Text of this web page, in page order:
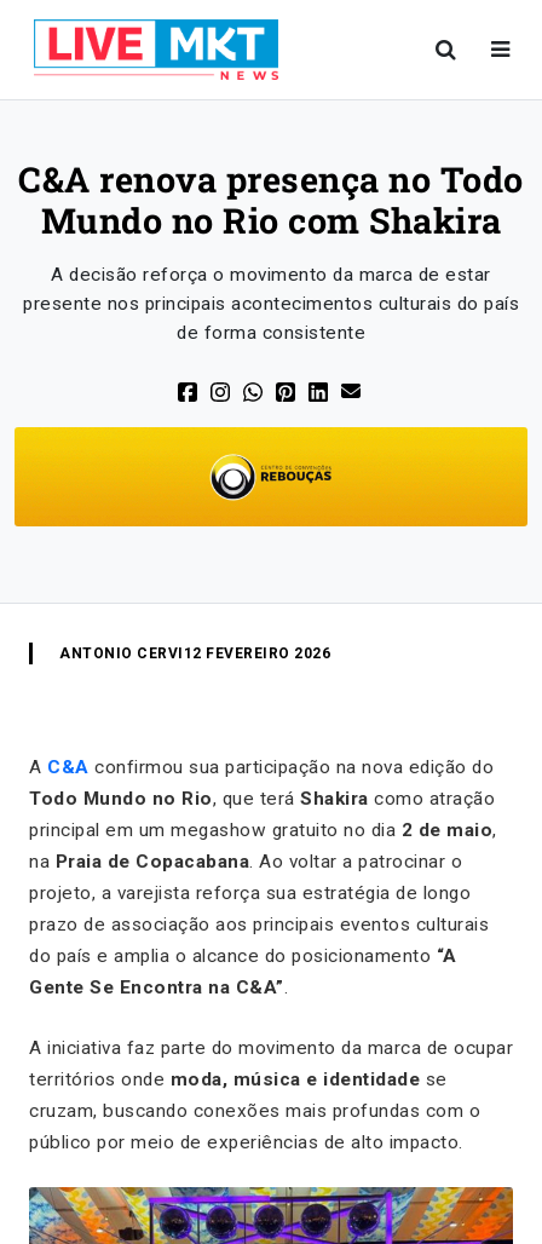
C&A renova presença no Todo
Mundo no Rio com Shakira
A decisão reforça o movimento da marca de estar
presente nos principais acontecimentos culturais do país
de forma consistente
ANTONIO CERVI 12 FEVEREIRO 2026
A C&A confirmou sua participação na nova edição do
Todo Mundo no Rio, que terá Shakira como atração
principal em um megashow gratuito no dia 2 de maio,
na Praia de Copacabana. Ao voltar a patrocinar o
projeto, a varejista reforça sua estratégia de longo
prazo de associação aos principais eventos culturais
do país e amplia o alcance do posicionamento “A
Gente Se Encontra na C&A”.
A iniciativa faz parte do movimento da marca de ocupar
territórios onde moda, música e identidade se
cruzam, buscando conexões mais profundas com o
público por meio de experiências de alto impacto.